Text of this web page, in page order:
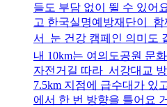
들도 부담 없이 뛸 수 있어
고 한국실명예방재단이
서 눈 건강 캠페인 의미도
내 10km는 여의도공원 문
자전거길 따라 서강대교
7.5km 지점에 급수대가 있
에서 한 번 방향을 틀어요